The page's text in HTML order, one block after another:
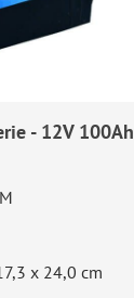
- 12V 100Ah
x 24,0 cm